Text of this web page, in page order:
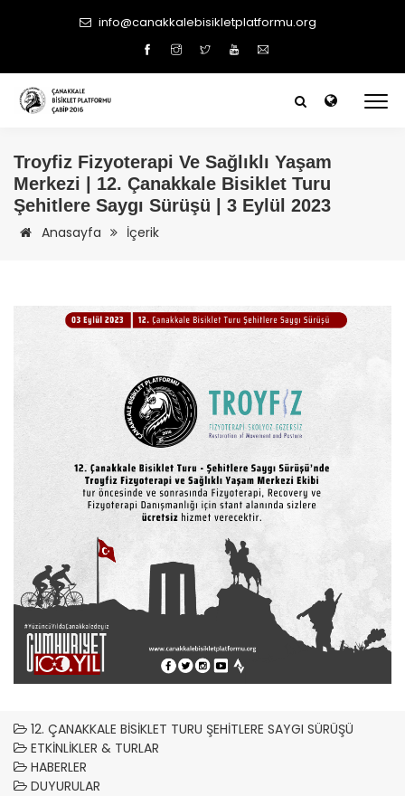
info@canakkalebisikletplatformu.org
Troyfiz Fizyoterapi Ve Sağlıklı Yaşam
Merkezi | 12. Çanakkale Bisiklet Turu
Şehitlere Saygı Sürüşü | 3 Eylül 2023
Anasayfa İçerik
12. ÇANAKKALE BISIKLET TURU ŞEHITLERE SAYGI SÜRÜŞÜ
ETKINLIKLER & TURLAR
HABERLER
DUYURULAR